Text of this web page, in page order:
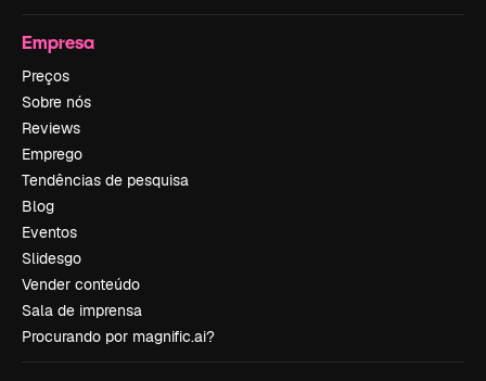
Empresa
Preços
Sobre nós
Reviews
Emprego
Tendências de pesquisa
Blog
Eventos
Slidesgo
Vender conteúdo
Sala de imprensa
Procurando por magnific.ai?